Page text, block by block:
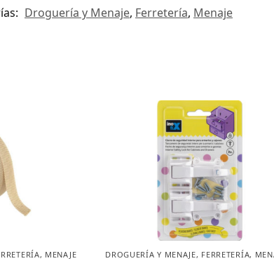
Droguería y Menaje, Ferretería, Menaje
, MENAJE DROGUERÍA Y MENAJE, FERRETERÍA,